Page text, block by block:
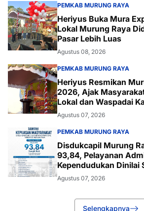
PEMKAB MURUNG RAYA
Heriyus Buka Mura
Lokal Murung Raya
Pasar Lebih Luas
Agustus 08, 2026
PEMKAB MURUNG RAYA
Heriyus Resmikan
2026, Ajak
Lokal dan Waspadai
Agustus 07, 2026
PEMKAB MURUNG RAYA
Disdukcapil Murung
93,84, Pelayanan
Kependudukan Dinilai
Agustus 07, 2026
Selengkapnya